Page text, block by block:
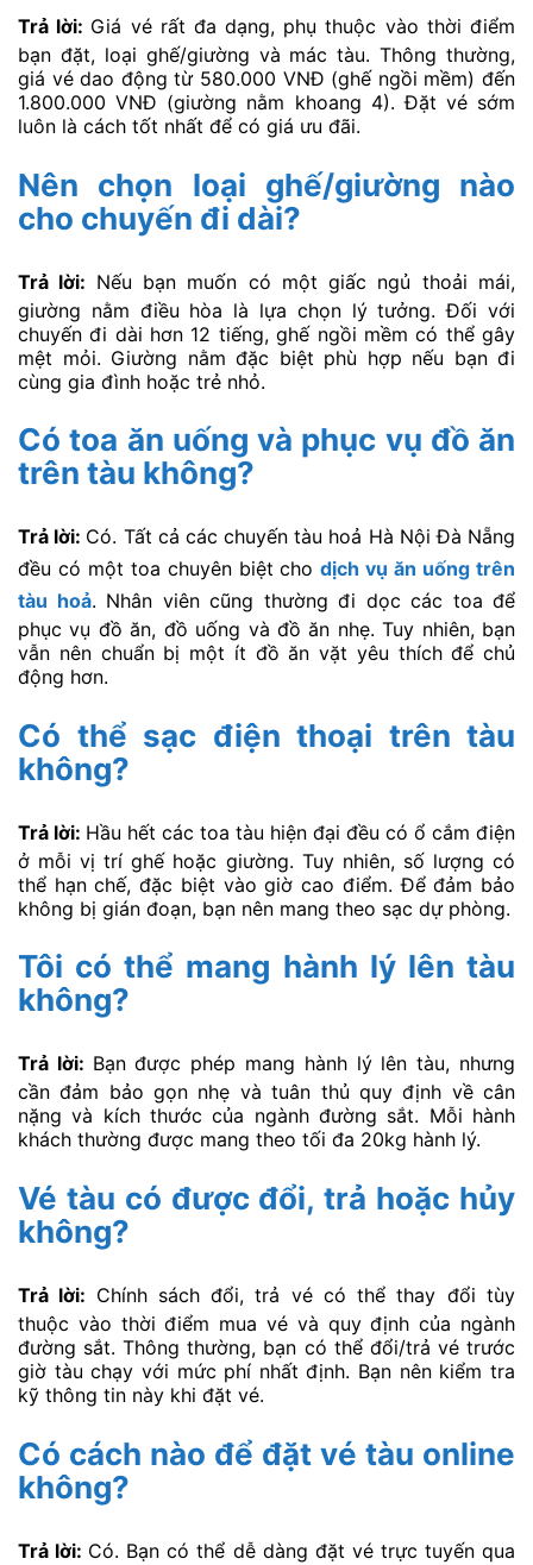
Trả lời: Giá vé rất đa dạng, phụ thuộc vào thời điểm
bạn đặt, loại ghế/giường và mác tàu. Thông thường,
giá vé dao động từ 580.000 VNĐ (ghế ngồi mềm) đến
1.800.000 VNĐ (giường nằm khoang 4). Đặt vé sớm
luôn là cách tốt nhất để có giá ưu đãi.
Nên chọn loại ghế/giường nào
cho chuyến đi dài?
Trả lời: Nếu bạn muốn có một giấc ngủ thoải mái,
giường nằm điều hòa là lựa chọn lý tưởng. Đối với
chuyến đi dài hơn 12 tiếng, ghế ngồi mềm có thể gây
mệt mỏi. Giường nằm đặc biệt phù hợp nếu bạn đi
cùng gia đình hoặc trẻ nhỏ.
Có toa ăn uống và phục vụ đồ ăn
trên tàu không?
Trả lời: Có. Tất cả các chuyến tàu hoả Hà Nội Đà Nẵng
đều có một toa chuyên biệt chodịch vụ ăn uống trên
tàu hoả. Nhân viên cũng thường đi dọc các toa để
phục vụ đồ ăn, đồ uống và đồ ăn nhẹ. Tuy nhiên, bạn
vẫn nên chuẩn bị một ít đồ ăn vặt yêu thích để chủ
động hơn.
Có thể sạc điện thoại trên tàu
không?
Trả lời: Hầu hết các toa tàu hiện đại đều có ổ cắm điện
ở mỗi vị trí ghế hoặc giường. Tuy nhiên, số lượng có
thể hạn chế, đặc biệt vào giờ cao điểm. Để đảm bảo
không bị gián đoạn, bạn nên mang theo sạc dự phòng.
Tôi có thể mang hành lý lên tàu
không?
Trả lời: Bạn được phép mang hành lý lên tàu, nhưng
cần đảm bảo gọn nhẹ và tuân thủ quy định về cân
nặng và kích thước của ngành đường sắt. Mỗi hành
khách thường được mang theo tối đa 20kg hành lý.
Vé tàu có được đổi, trả hoặc hủy
không?
Trả lời: Chính sách đổi, trả vé có thể thay đổi tùy
thuộc vào thời điểm mua vé và quy định của ngành
đường sắt. Thông thường, bạn có thể đổi/trả vé trước
giờ tàu chạy với mức phí nhất định. Bạn nên kiểm tra
kỹ thông tin này khi đặt vé.
Có cách nào để đặt vé tàu online
không?
Trả lời: Có. Bạn có thể dễ dàng đặt vé trực tuyến qua